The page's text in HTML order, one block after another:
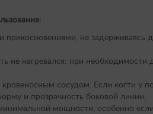
прикосновениями, не задерживаясь
не нагревался: при необходимости
кровеносным сосудом. Если когти у
и прозрачность боковой линии;
мощности, особенно